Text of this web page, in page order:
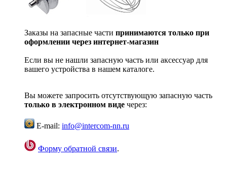
Заказы на запасные части принимаются только при
оформлении через интернет-магазин
Если вы не нашли запасную часть или аксессуар для
вашего устройства в нашем каталоге.
Вы можете запросить отсутствующую запасную часть
только в электронном виде через:
E-mail: info@intercom-nn.ru
Форму обратной связи.